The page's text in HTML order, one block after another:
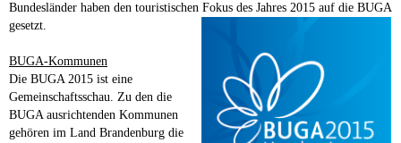
Bundesländer haben den touristischen Fokus des Jahres 2015 auf die BUGA
gesetzt.
BUGA-Kommunen
Die BUGA 2015 ist eine
Gemeinschaftsschau. Zu den die
BUGA ausrichtenden Kommunen
gehören im Land Brandenburg die